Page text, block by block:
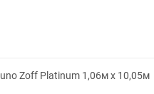
Zoff Platinum 1,06м х 10,05м